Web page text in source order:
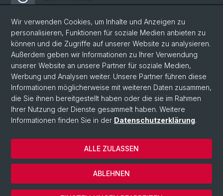
DGW: Facebook
DGW: Newsletter
© Universität Basel
Datenschutzerklärung
Philosophisch- Historische Fakultät
Departement Gesellschaftswissenschaften
Wir verwenden Cookies, um Inhalte und Anzeigen zu
personalisieren, Funktionen für soziale Medien anbieten zu
können und die Zugriffe auf unserer Website zu analysieren.
Außerdem geben wir Informationen zu Ihrer Verwendung
unserer Website an unsere Partner für soziale Medien,
Werbung und Analysen weiter. Unsere Partner führen diese
Informationen möglicherweise mit weiteren Daten zusammen,
die Sie ihnen bereitgestellt haben oder die sie im Rahmen
Ihrer Nutzung der Dienste gesammelt haben. Weitere
Informationen finden Sie in der Datenschutzerklärung.
ABLEHNEN
ALLE ZULASSEN